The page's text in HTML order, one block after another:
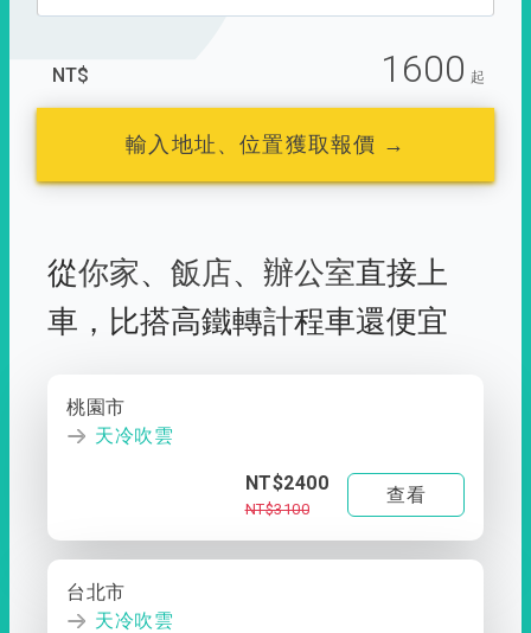
NT$ 1600 起
輸入地址、位置獲取報價 →
從你家、 飯店、 辦公室直接上
車， 比搭高鐵轉計程車還便宜
桃園市
天冷吹雲
NT$2400
NT$3100
查看
台北市
天冷吹雲